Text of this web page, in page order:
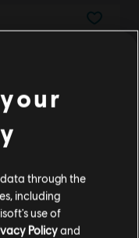
₩ 29,000
₩ 9,900
through the
including
use of
Policyand